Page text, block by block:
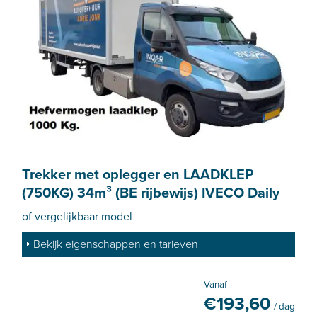
Trekker met oplegger en LAADKLEP
(750KG) 34m³ (BE rijbewijs) IVECO Daily
of vergelijkbaar model
Bekijk eigenschappen en tarieven
Vanaf
€193,60 / dag